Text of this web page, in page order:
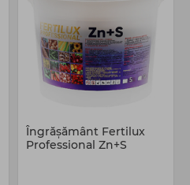
Îngrășământ Fertilux
Professional Zn+S